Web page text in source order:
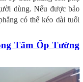
dùng. Nếu được bảo
có thể kéo dài tuổi
Tấm Ốp Tường